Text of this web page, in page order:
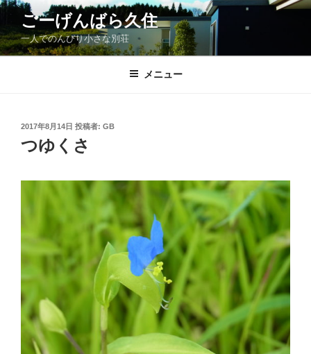
コ
テ
ン
ごーげんばら久住
一人でのんびり小さな別荘
メニュー
投
日:
2017年8月14日 投稿者: GB
つゆくさ